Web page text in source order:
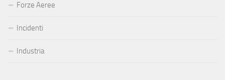
Forze Aeree
Incidenti
Industria